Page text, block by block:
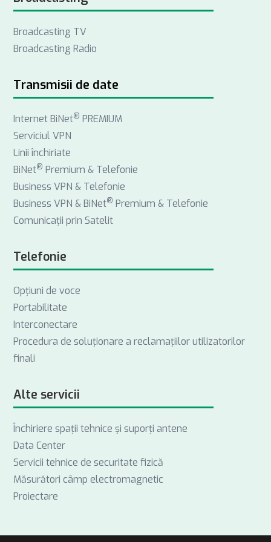
e
b
o
k
k
e
d
n
t
a
g
a
m
Broadcasting TV
Broadcasting Radio
Transmisii de date
Internet BiNet® PREMIUM
Serviciul VPN
Linii închiriate
BiNet® Premium & Telefonie
Business VPN & Telefonie
Business VPN & BiNet® Premium & Telefonie
Comunicații prin Satelit
Telefonie
Opţiuni de voce
Portabilitate
Interconectare
Procedura de soluționare a reclamațiilor utilizatorilor
finali
Alte servicii
Închiriere spații tehnice și suporți antene
Data Center
Servicii tehnice de securitate fizică
Măsurători câmp electromagnetic
Proiectare